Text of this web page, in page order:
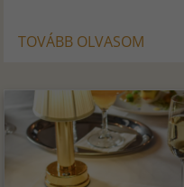
TOVÁBB OLVASOM